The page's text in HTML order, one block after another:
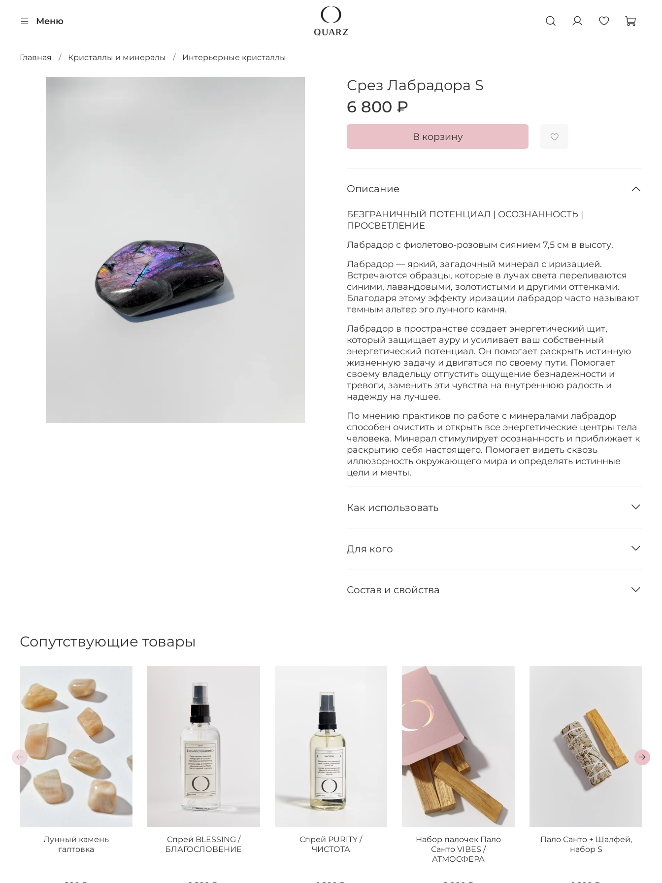
Меню
Главная Кристаллы и минералы Интерьерные кристаллы
Срез Лабрадора S
6 800 ₽
В корзину
Описание
БЕЗГРАНИЧНЫЙ ПОТЕНЦИАЛ | ОСОЗНАННОСТЬ |
ПРОСВЕТЛЕНИЕ
Лабрадор с фиолетово-розовым сиянием 7,5 см в высоту.
Лабрадор — яркий, загадочный минерал с иризацией.
Встречаются образцы, которые в лучах света переливаются
синими, лавандовыми, золотистыми и другими оттенками.
Благодаря этому эффекту иризации лабрадор часто называют
темным альтер эго лунного камня.
Лабрадор в пространстве создает энергетический щит,
который защищает ауру и усиливает ваш собственный
энергетический потенциал. Он помогает раскрыть истинную
жизненную задачу и двигаться по своему пути. Помогает
своему владельцу отпустить ощущение безнадежности и
тревоги, заменить эти чувства на внутреннюю радость и
надежду на лучшее.
По мнению практиков по работе с минералами лабрадор
способен очистить и открыть все энергетические центры тела
человека. Минерал стимулирует осознанность и приближает к
раскрытию себя настоящего. Помогает видеть сквозь
иллюзорность окружающего мира и определять истинные
цели и мечты.
Как использовать
Для кого
Состав и свойства
Сопутствующие товары
Лунный камень
галтовка
Спрей BLESSING /
БЛАГОСЛОВЕНИЕ
Спрей PURITY /
ЧИСТОТА
Набор палочек Пало
Санто VIBES /
АТМОСФЕРА
Пало Санто + Шалфей,
набор S